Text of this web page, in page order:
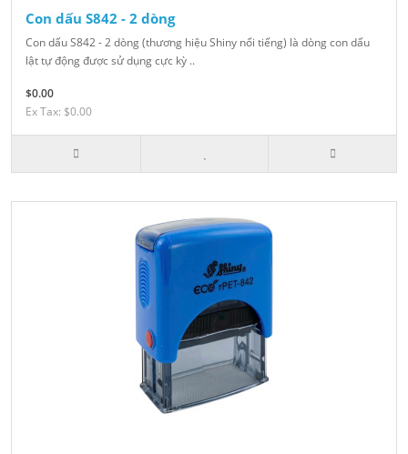
Con dấu S842 - 2 dòng
Con dấu S842 - 2 dòng (thương hiệu Shiny nổi tiếng) là dòng con dấu
lật tự động được sử dụng cực kỳ ..
$0.00
Ex Tax: $0.00